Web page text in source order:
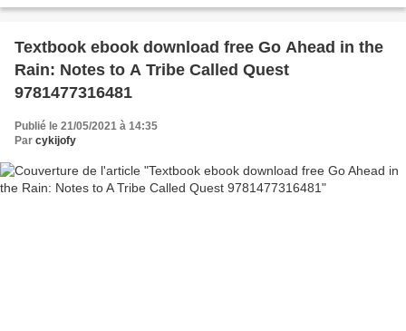
Textbook ebook download free Go Ahead in the
Rain: Notes to A Tribe Called Quest
9781477316481
Publié le 21/05/2021 à 14:35
Par cykijofy